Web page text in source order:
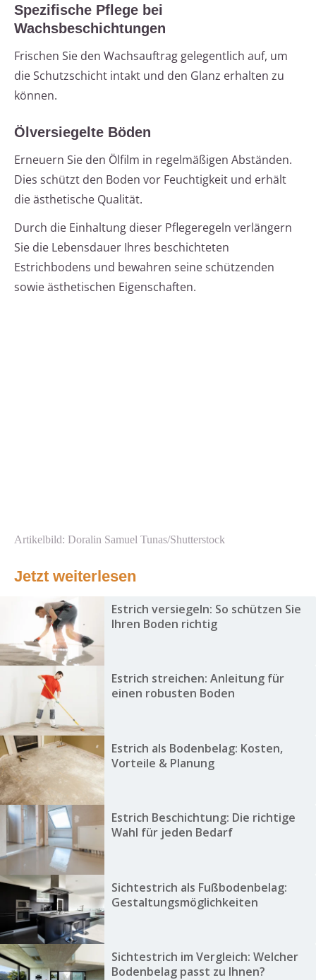
Spezifische Pflege bei
Wachsbeschichtungen
Frischen Sie den Wachsauftrag gelegentlich auf, um
die Schutzschicht intakt und den Glanz erhalten zu
können.
Ölversiegelte Böden
Erneuern Sie den Ölfilm in regelmäßigen Abständen.
Dies schützt den Boden vor Feuchtigkeit und erhält
die ästhetische Qualität.
Durch die Einhaltung dieser Pflegeregeln verlängern
Sie die Lebensdauer Ihres beschichteten
Estrichbodens und bewahren seine schützenden
sowie ästhetischen Eigenschaften.
Artikelbild: Doralin Samuel Tunas/Shutterstock
Jetzt weiterlesen
Estrich versiegeln: So schützen Sie
Ihren Boden richtig
Estrich streichen: Anleitung für
einen robusten Boden
Estrich als Bodenbelag: Kosten,
Vorteile & Planung
Estrich Beschichtung: Die richtige
Wahl für jeden Bedarf
Sichtestrich als Fußbodenbelag:
Gestaltungsmöglichkeiten
Sichtestrich im Vergleich: Welcher
Bodenbelag passt zu Ihnen?